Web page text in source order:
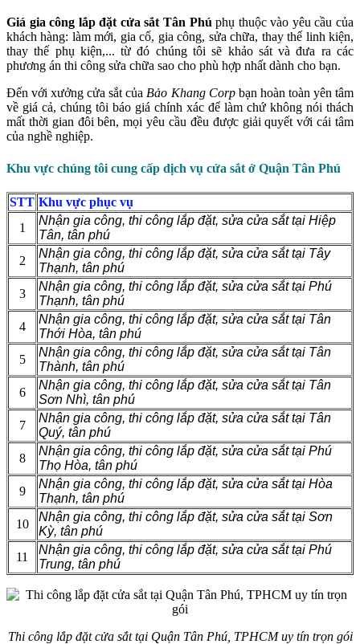
Giá gia công lắp đặt cửa sắt Tân Phúphụ thuộc vào yêu cầu của
khách hàng: làm mới, gia cố, gia công, sửa chữa, thay thế linh kiện,
thay thế phụ kiện,... từ đó chúng tôi sẽ khảo sát và đưa ra các
phương án thi công sửa chữa sao cho phù hợp nhất dành cho bạn.
Đến với xưởng cửa sắt của Bảo Khang Corpbạn hoàn toàn yên tâm
về giá cả, chúng tôi báo giá chính xác để làm chứ không nói thách
mất thời gian đôi bên, mọi yêu cầu đều được giải quyết với cái tâm
của nghề nghiệp.
Khu vực chúng tôi cung cấp dịch vụ cửa sắt ở Quận Tân Phú
STT Khu vực phục vụ
1
Nhận gia công, thi công lắp đặt, sửa cửa sắt tại Hiệp
Tân, tân phú
2
Nhận gia công, thi công lắp đặt, sửa cửa sắt tại Tây
Thạnh, tân phú
3
Nhận gia công, thi công lắp đặt, sửa cửa sắt tại Phú
Thạnh, tân phú
4
Nhận gia công, thi công lắp đặt, sửa cửa sắt tại Tân
Thới Hòa, tân phú
5
Nhận gia công, thi công lắp đặt, sửa cửa sắt tại Tân
Thành, tân phú
6
Nhận gia công, thi công lắp đặt, sửa cửa sắt tại Tân
Sơn Nhì, tân phú
7
Nhận gia công, thi công lắp đặt, sửa cửa sắt tại Tân
Quý, tân phú
8
Nhận gia công, thi công lắp đặt, sửa cửa sắt tại Phú
Thọ Hòa, tân phú
9
Nhận gia công, thi công lắp đặt, sửa cửa sắt tại Hòa
Thạnh, tân phú
10
Nhận gia công, thi công lắp đặt, sửa cửa sắt tại Sơn
Kỳ, tân phú
11
Nhận gia công, thi công lắp đặt, sửa cửa sắt tại Phú
Trung, tân phú
Thi công lắp đặt cửa sắt tại Quận Tân Phú, TPHCM uy tín trọn gói